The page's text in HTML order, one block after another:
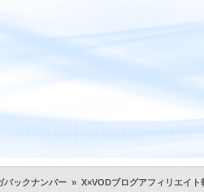
バックナンバー » X×VODブログアフィリエイト